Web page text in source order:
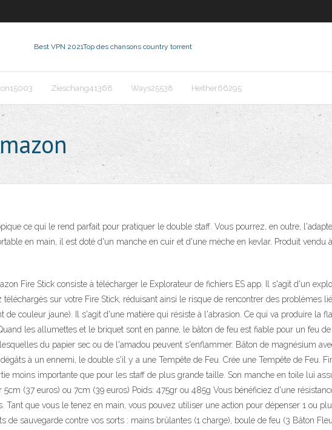
Best VPN 2021Top des chansons country torrent
Zieschang41368 Ways25538 Heither66295
ce qui le rend parfait pour pratiquer le double staff. Vous pourrez, en outre,
en main, il est doté d'un manche en cuir et d'une mèche en kevlar. Produit
Fire Stick consiste à télécharger le Explorateur de fichiers ES app. Il s'agit d'un
sur votre Fire Stick, réduisant ainsi le risque de rencontrer des problèmes
couleur jaune). Il s'agit d'une matière qui résiste à l'abrasion. Ce qui va produire la
les allumettes et le briquet sont en panne, le bâton de feu est fiable pour un feu
du papier sec ou de l'amadou peuvent s'enflammer. Bâton de magnésium
à un ennemi, le double s'il y a une Tempête de Feu. Crée une Tempête de Feu.
moins importante que pour les staff de plus grande taille. Son manche en toile lui
(37 euros) ou 7cm (39 euros) Poids: 475gr ou 485g Vous bénéficiez d'une
Tant que vous le tenez en main, vous pouvez utiliser une action pour dépenser 1 ou
de sauvegarde contre vos sorts : mains brûlantes (1 charge), boule de feu (3 Bâton